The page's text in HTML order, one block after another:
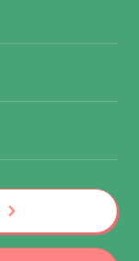
chevron_right